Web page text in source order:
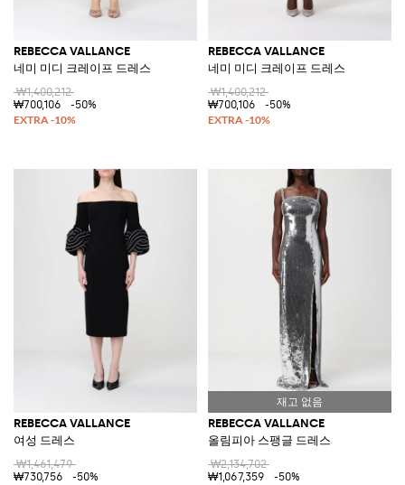
REBECCA VALLANCE
네미 미디 크레이프 드레스
₩1,400,212
₩700,106
-50%
REBECCA VALLANCE
네미 미디 크레이프 드레스
₩1,400,212
₩700,106
-50%
REBECCA VALLANCE
여성 드레스
₩1,461,479
₩730,756
-50%
REBECCA VALLANCE
올림피아 스팽글 드레스
₩2,134,702
₩1,067,359
-50%